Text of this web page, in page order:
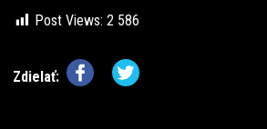
Post Views: 2 586
Zdielať: